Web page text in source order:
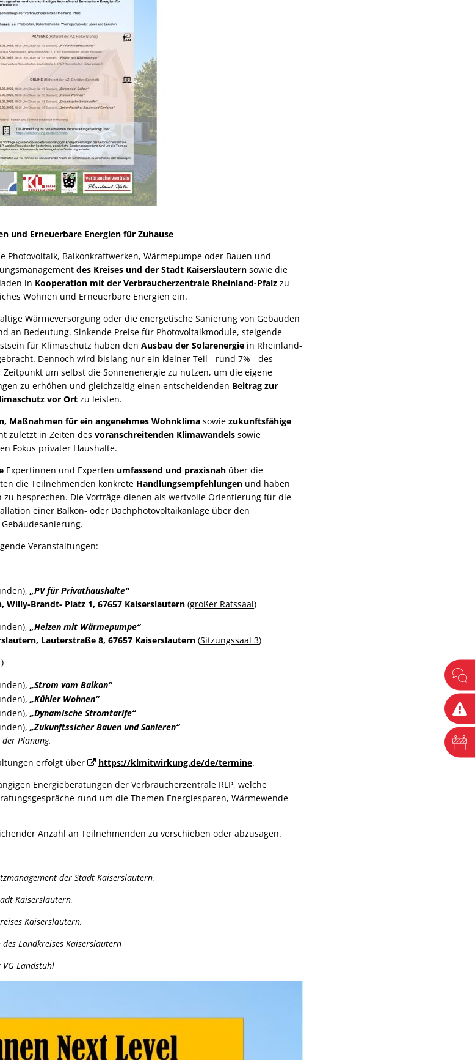
und Erneuerbare Energien für Zuhause
Photovoltaik, Balkonkraftwerken, Wärmepumpe oder Bauen und
des Kreises und der Stadt Kaiserslautern sowie die
laden in Kooperation mit der Verbraucherzentrale Rheinland-Pfalz zu
Wohnen und Erneuerbare Energien ein.
Wärmeversorgung oder die energetische Sanierung von Gebäuden
an Bedeutung. Sinkende Preise für Photovoltaikmodule, steigende
für Klimaschutz haben den Ausbau der Solarenergie in Rheinland-
Dennoch wird bislang nur ein kleiner Teil - rund 7% - des
um selbst die Sonnenenergie zu nutzen, um die eigene
zu erhöhen und gleichzeitig einen entscheidenden Beitrag zur
vor Ort zu leisten.
Maßnahmen für ein angenehmes Wohnklima sowie zukunftsfähige
zuletzt in Zeiten des voranschreitenden Klimawandels sowie
Fokus privater Haushalte.
Expertinnen und Experten umfassend und praxisnah über die
die Teilnehmenden konkrete Handlungsempfehlungen und haben
besprechen. Die Vorträge dienen als wertvolle Orientierung für die
einer Balkon- oder Dachphotovoltaikanlage über den
Veranstaltungen:
„PV für Privathaushalte“
Willy-Brandt- Platz 1, 67657 Kaiserslautern (großer Ratssaal)
„Heizen mit Wärmepumpe“
Lauterstraße 8, 67657 Kaiserslautern (Sitzungssaal 3)
„Strom vom Balkon“
„Kühler Wohnen“
„Dynamische Stromtarife“
„Zukunftssicher Bauen und Sanieren“
Planung.
erfolgt über
https://klmitwirkung.de/de/termine.
Energieberatungen der Verbraucherzentrale RLP, welche
rund um die Themen Energiesparen, Wärmewende
Anzahl an Teilnehmenden zu verschieben oder abzusagen.
der Stadt Kaiserslautern,
Kaiserslautern,
Kaiserslautern,
Landkreises Kaiserslautern
Landstuhl